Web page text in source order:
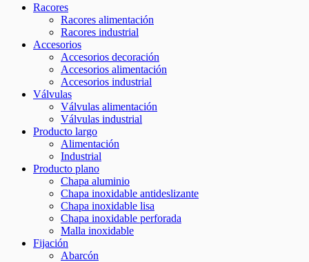
Racores
Racores alimentación
Racores industrial
Accesorios
Accesorios decoración
Accesorios alimentación
Accesorios industrial
Válvulas
Válvulas alimentación
Válvulas industrial
Producto largo
Alimentación
Industrial
Producto plano
Chapa aluminio
Chapa inoxidable antideslizante
Chapa inoxidable lisa
Chapa inoxidable perforada
Malla inoxidable
Fijación
Abarcón